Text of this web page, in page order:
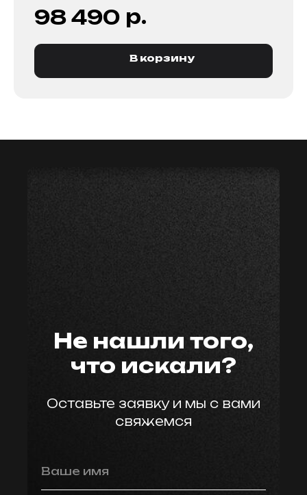
98 490 р.
В корзину
Не нашли того,
что искали?
Оставьте заявку и мы с вами
свяжемся
Ваше имя